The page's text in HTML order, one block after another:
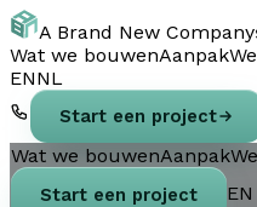
A Brand New Company
Wat we bouwenAanpak
ENNL
Start een project
Wat we bouwenAanpak
Start een project EN